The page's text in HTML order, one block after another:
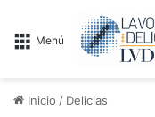
Menú
Inicio / Delicias